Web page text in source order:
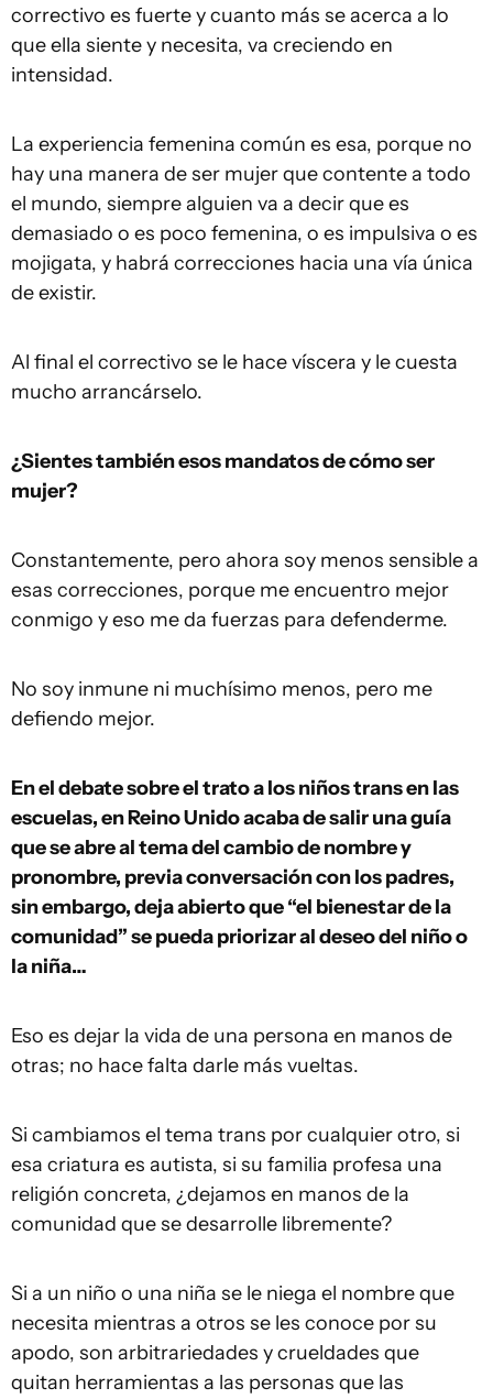
correctivo es fuerte y cuanto más se acerca a lo
que ella siente y necesita, va creciendo en
intensidad.
La experiencia femenina común es esa, porque no
hay una manera de ser mujer que contente a todo
el mundo, siempre alguien va a decir que es
demasiado o es poco femenina, o es impulsiva o es
mojigata, y habrá correcciones hacia una vía única
de existir.
Al final el correctivo se le hace víscera y le cuesta
mucho arrancárselo.
¿Sientes también esos mandatos de cómo ser
mujer?
Constantemente, pero ahora soy menos sensible a
esas correcciones, porque me encuentro mejor
conmigo y eso me da fuerzas para defenderme.
No soy inmune ni muchísimo menos, pero me
defiendo mejor.
En el debate sobre el trato a los niños trans en las
escuelas, en Reino Unido acaba de salir una guía
que se abre al tema del cambio de nombre y
pronombre, previa conversación con los padres,
sin embargo, deja abierto que “el bienestar de la
comunidad” se pueda priorizar al deseo del niño o
la niña…
Eso es dejar la vida de una persona en manos de
otras; no hace falta darle más vueltas.
Si cambiamos el tema trans por cualquier otro, si
esa criatura es autista, si su familia profesa una
religión concreta, ¿dejamos en manos de la
comunidad que se desarrolle libremente?
Si a un niño o una niña se le niega el nombre que
necesita mientras a otros se les conoce por su
apodo, son arbitrariedades y crueldades que
quitan herramientas a las personas que las